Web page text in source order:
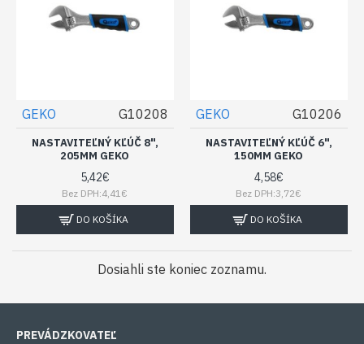
GEKO G10208
NASTAVITEĽNÝ KĽÚČ 8",
205MM GEKO
5,42€
Bez DPH:4,41€
DO KOŠÍKA
GEKO G10206
NASTAVITEĽNÝ KĽÚČ 6",
150MM GEKO
4,58€
Bez DPH:3,72€
DO KOŠÍKA
Dosiahli ste koniec zoznamu.
PREVÁDZKOVATEĽ